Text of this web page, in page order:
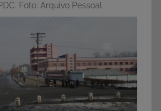
Foto: Arquivo Pessoal